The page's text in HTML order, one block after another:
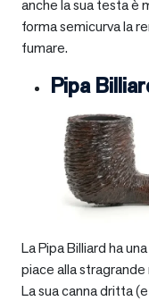
anche la sua testa è
forma semicurva la
fumare.
Pipa
La Pipa Billiard ha
piace alla
La sua canna dritta